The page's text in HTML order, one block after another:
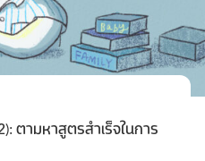
ตามหาสูตรสำเร็จในการ